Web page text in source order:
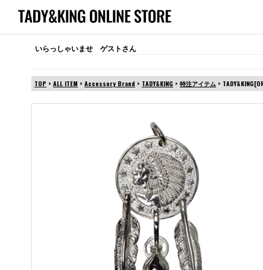
いらっしゃいませ ゲストさん
TOP > ALL ITEM > Accessory Brand > TADY&KING > 特注アイテム >